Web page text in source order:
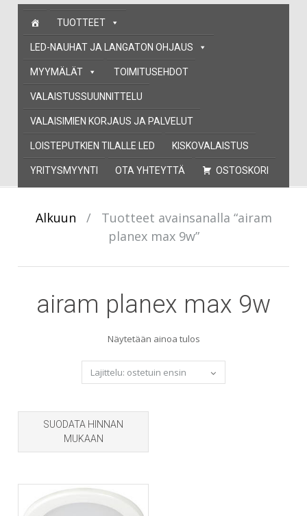
Skip
content
TUOTTEET
LED-NAUHAT JA LANGATON OHJAUS
MYYMÄLÄT TOIMITUSEHDOT
VALAISTUSSUUNNITTELU
VALAISIMIEN KORJAUS JA PALVELUT
LOISTEPUTKIEN TILALLE LED KISKOVALAISTUS
YRITYSMYYNTI OTA YHTEYTTÄ OSTOSKORI
Alkuun /
Tuotteet avainsanalla “airam
planex max 9w”
airam planex max 9w
Näytetään ainoa tulos
SUODATA HINNAN
MUKAAN